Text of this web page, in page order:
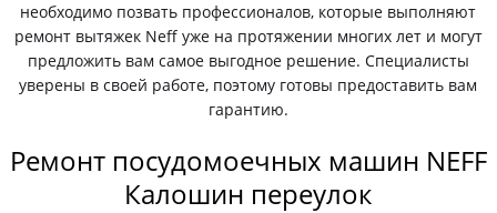
необходимо позвать профессионалов, которые выполняют
ремонт вытяжек Neff уже на протяжении многих лет и могут
предложить вам самое выгодное решение. Специалисты
уверены в своей работе, поэтому готовы предоставить вам
гарантию.
Ремонт посудомоечных машин NEFF
Калошин переулок